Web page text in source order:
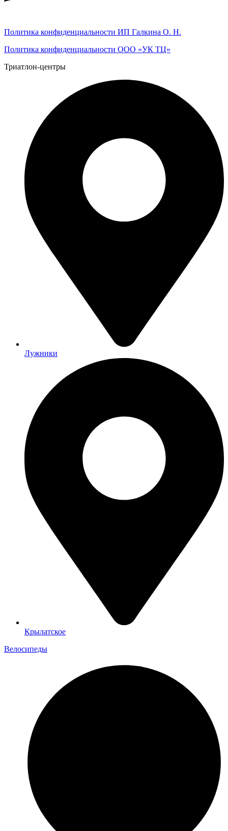
Политика конфиденциальности ИП Галкина О. Н.
Политика конфиденциальности ООО «УК ТЦ»
Триатлон-центры
Лужники
Крылатское
Велосипеды